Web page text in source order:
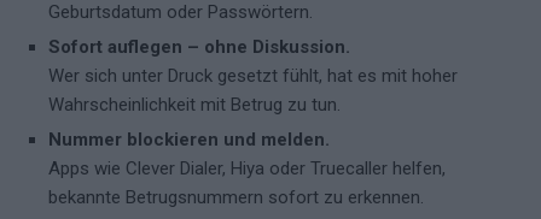
Geburtsdatum oder Passwörtern.
Sofort auflegen – ohne Diskussion.
Wer sich unter Druck gesetzt fühlt, hat es mit hoher
Wahrscheinlichkeit mit Betrug zu tun.
Nummer blockieren und melden.
Apps wie Clever Dialer, Hiya oder Truecaller helfen,
bekannte Betrugsnummern sofort zu erkennen.